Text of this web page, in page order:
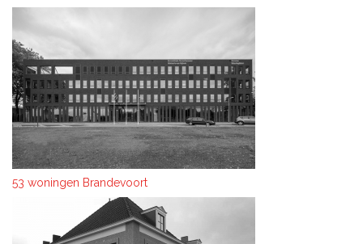
53 woningen Brandevoort